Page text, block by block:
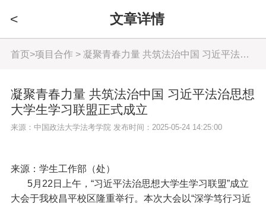
< 文章详情
首页>项目合作 > 凝聚青春力量 共筑法治中国 习近平法治思想大学生学习联盟正式成立
凝聚青春力量 共筑法治中国 习近平法治思想
大学生学习联盟正式成立
来源：中国政法大学法考学院 发布时间：2025-05-24 14:25:00
来源：学生工作部（处）
5月22日上午，“习近平法治思想大学生学习联盟”成立
大会于我校昌平校区隆重举行。本次大会以“深学笃行习近